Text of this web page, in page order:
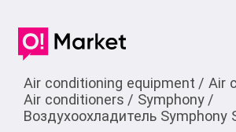
Air conditioning equipment / Air
Air conditioners / Symphony /
Воздухоохладитель Symphony